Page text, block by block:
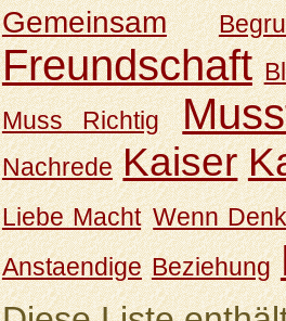
Gemeinsam
Freundschaft
Muss Richtig
Nachrede Kaiser
Liebe Macht Wenn
Anstaendige Beziehung